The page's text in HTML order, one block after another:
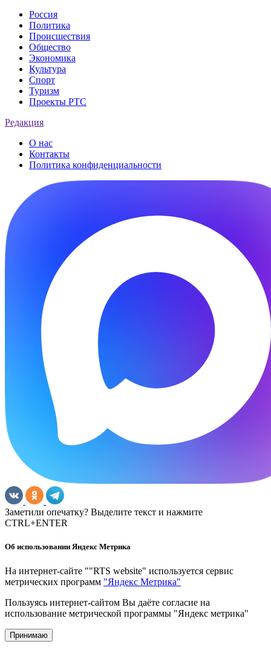
Россия
Политика
Происшествия
Общество
Экономика
Культура
Спорт
Туризм
Проекты РТС
Редакция
О нас
Контакты
Политика конфиденциальности
Заметили опечатку? Выделите текст и нажмите
CTRL+ENTER
Об использовании Яндекс Метрика
На интернет-сайте ""RTS website" используется сервис
метрических программ "Яндекс Метрика"
Пользуясь интернет-сайтом Вы даёте согласие на
использование метрической программы "Яндекс метрика"
Принимаю